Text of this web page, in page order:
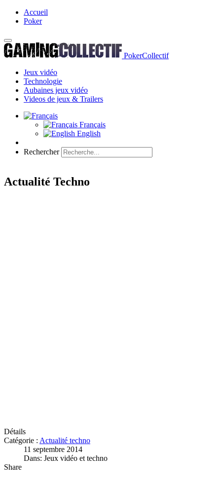
Accueil
Poker
PokerCollectif
Jeux vidéo
Technologie
Aubaines jeux vidéo
Videos de jeux & Trailers
Français
English
Rechercher
Actualité Techno
Détails
Catégorie : Actualité techno
11 septembre 2014
Dans: Jeux vidéo et techno
Share